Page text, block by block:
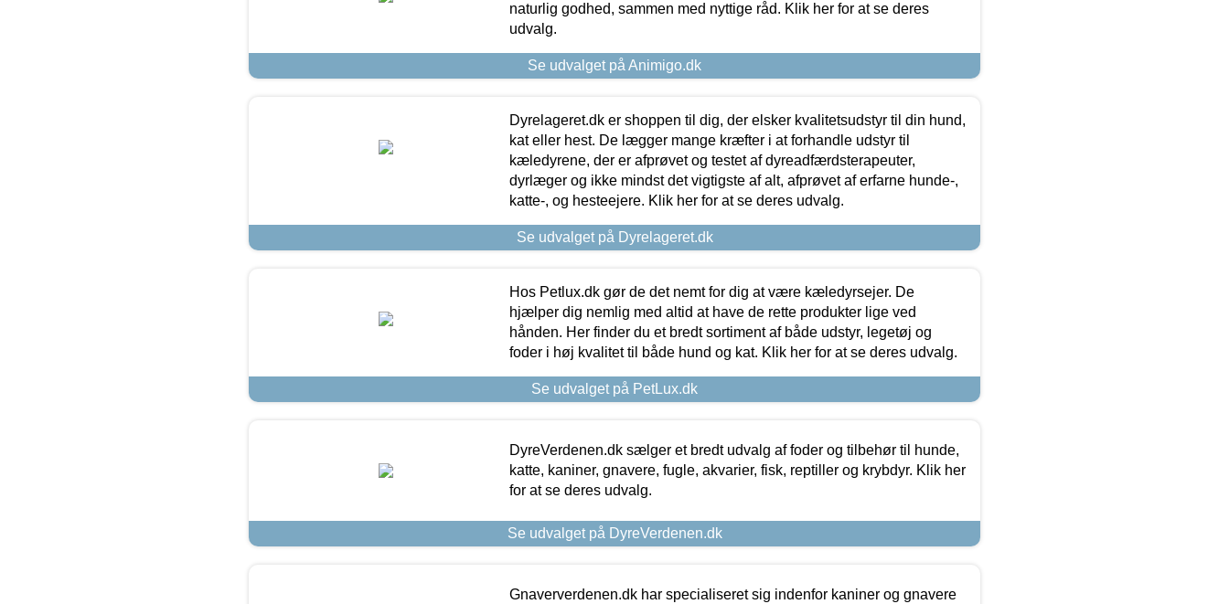
naturlig godhed, sammen med nyttige råd. Klik her for at se deres
udvalg.
Se udvalget på Animigo.dk
Dyrelageret.dk er shoppen til dig, der elsker kvalitetsudstyr til din hund,
kat eller hest. De lægger mange kræfter i at forhandle udstyr til
kæledyrene, der er afprøvet og testet af dyreadfærdsterapeuter,
dyrlæger og ikke mindst det vigtigste af alt, afprøvet af erfarne hunde-,
katte-, og hesteejere. Klik her for at se deres udvalg.
Se udvalget på Dyrelageret.dk
Hos Petlux.dk gør de det nemt for dig at være kæledyrsejer. De
hjælper dig nemlig med altid at have de rette produkter lige ved
hånden. Her finder du et bredt sortiment af både udstyr, legetøj og
foder i høj kvalitet til både hund og kat. Klik her for at se deres udvalg.
Se udvalget på PetLux.dk
DyreVerdenen.dk sælger et bredt udvalg af foder og tilbehør til hunde,
katte, kaniner, gnavere, fugle, akvarier, fisk, reptiller og krybdyr. Klik her
for at se deres udvalg.
Se udvalget på DyreVerdenen.dk
Gnaververdenen.dk har specialiseret sig indenfor kaniner og gnavere